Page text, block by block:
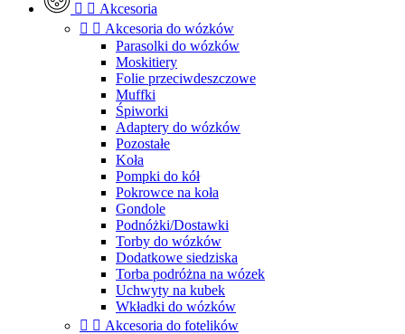
  Akcesoria
  Akcesoria do wózków
Parasolki do wózków
Moskitiery
Folie przeciwdeszczowe
Muffki
Śpiworki
Adaptery do wózków
Pozostałe
Koła
Pompki do kół
Pokrowce na koła
Gondole
Podnóżki/Dostawki
Torby do wózków
Dodatkowe siedziska
Torba podróżna na wózek
Uchwyty na kubek
Wkładki do wózków
  Akcesoria do fotelików